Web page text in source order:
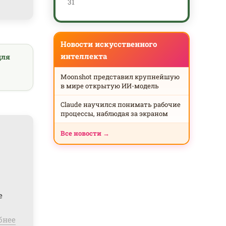
Новости искусственного
интеллекта
Moonshot представил крупнейшую
в мире открытую ИИ-модель
Claude научился понимать рабочие
процессы, наблюдая за экраном
Все новости →